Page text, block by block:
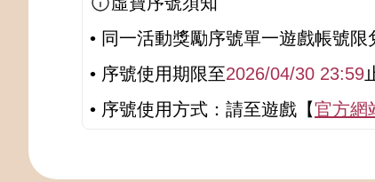
• 同一活動獎勵序號單一遊戲帳號限
• 序號使用期限至2026/04/30 23:59
• 序號使用方式：請至遊戲【官方網